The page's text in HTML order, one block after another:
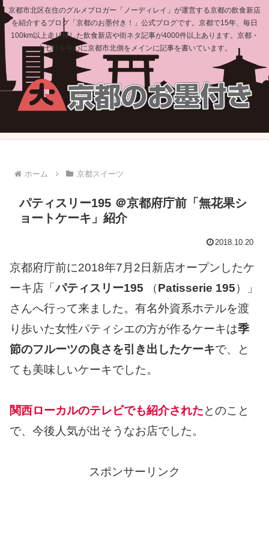
京都市北区在住のグルメブロガー「ノーディレイ」が運営する京都の飲食新店
を紹介するブログ「京都のお墨付き！」公式ブログです。京都で15年、毎日
100km以上走り探した飲食新店や街ネタ記事が4000件以上あります。京都・
上七軒を中心に京都市北側をメインに記事を書いています。
ホーム 京都スイーツ
パティスリー195 ＠京都府庁前「無花果シ
ョートケーキ」紹介
2018.10.20
京都府庁前に2018年7月2日新店オープンしたケ
ーキ店「パティスリー195 （Patisserie 195）」
さんへ行って来ました。有名外資系ホテルを渡
り歩いた女性パティシエの方が作るケーキは季
節のフルーツの良さを引き出したケーキで、と
ても美味しいケーキでした。
関西ローカルのテレビでも紹介されたとのこと
で、今後人気が出そうなお店でした。
スポンサーリンク